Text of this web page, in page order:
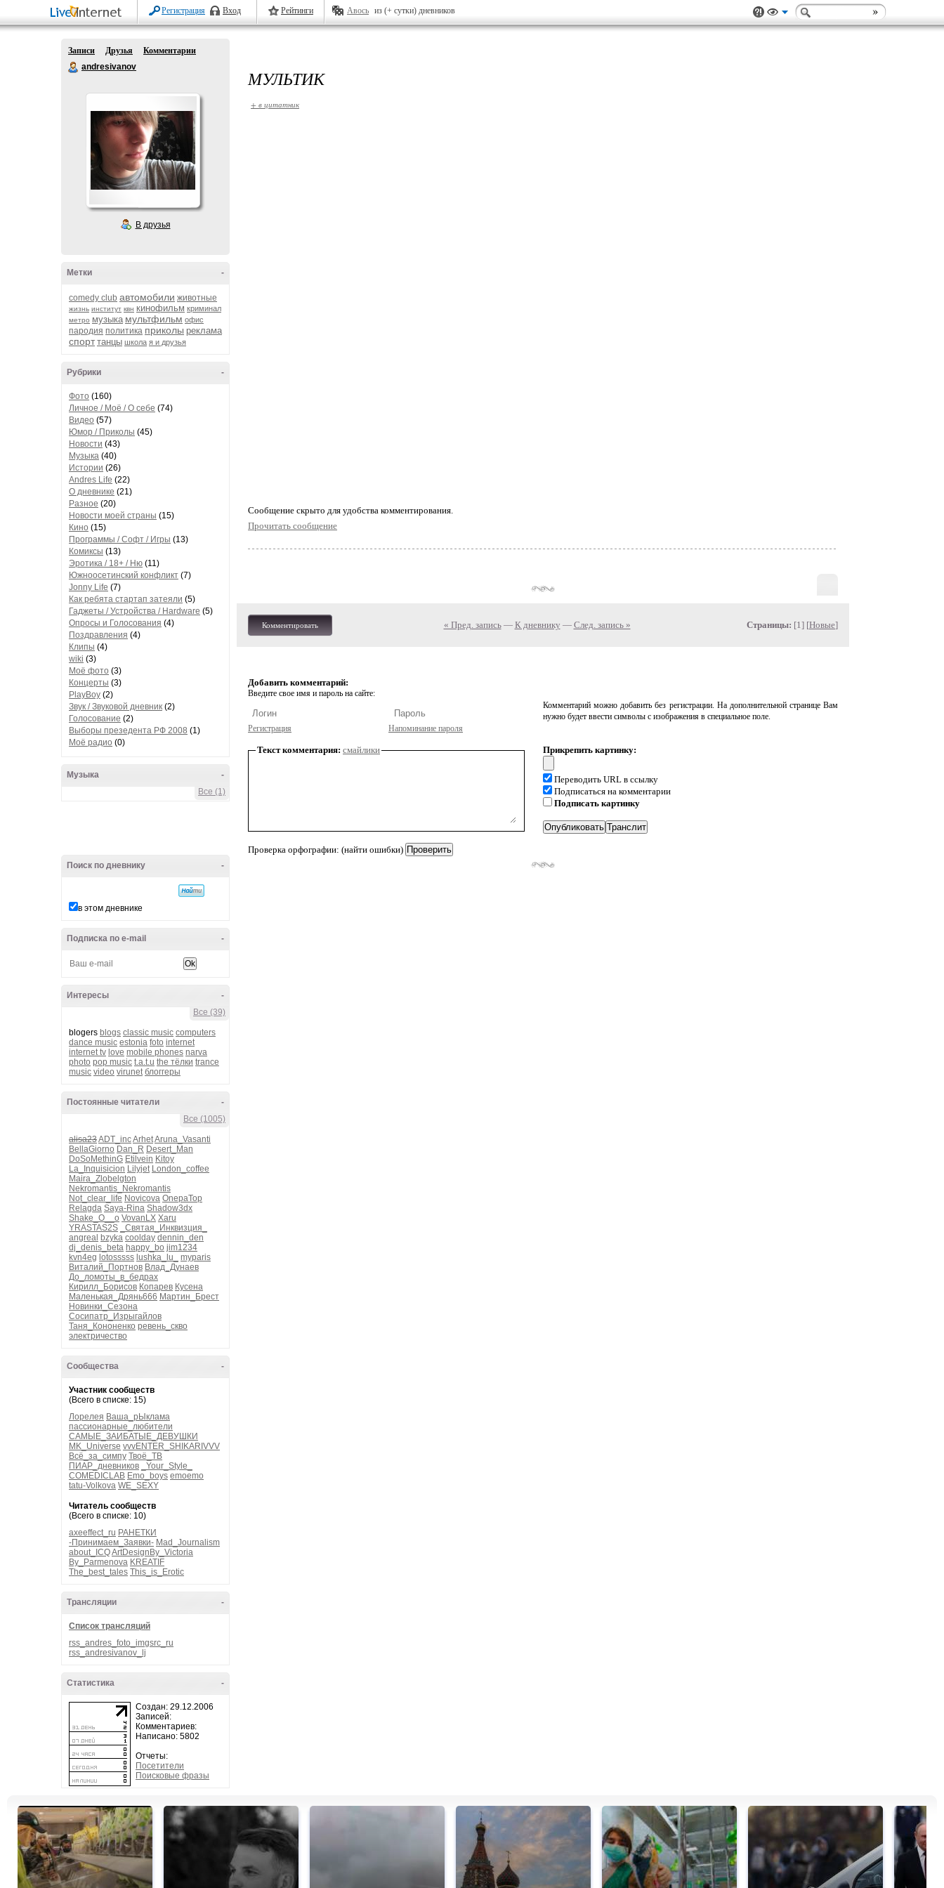
Регистрация Вход Рейтинги Авось из (+ сутки) дневников
Записи Друзья
Комментарии
andresivanov
В друзья
-
Метки
comedy club автомобили животные
жизнь институт квн кинофильм криминал
метро музыка мультфильм офис
пародия политика приколы реклама
спорт танцы школа я и друзья
-
Рубрики
Фото (160)
Личное / Моё / О себе (74)
Видео (57)
Юмор / Приколы (45)
Новости (43)
Музыка (40)
Истории (26)
Andres Life (22)
О дневнике (21)
Разное (20)
Новости моей страны (15)
Кино (15)
Программы / Софт / Игры (13)
Комиксы (13)
Эротика / 18+ / Ню (11)
Южноосетинский конфликт (7)
Jonny Life (7)
Как ребята стартап затеяли (5)
Гаджеты / Устройства / Hardware (5)
Опросы и Голосования (4)
Поздравления (4)
Клипы (4)
wiki (3)
Моё фото (3)
Концерты (3)
PlayBoy (2)
Звук / Звуковой дневник (2)
Голосование (2)
Выборы презедента РФ 2008 (1)
Моё радио (0)
-
Музыка
Все (1)
-
Поиск по дневнику
в этом дневнике
-
Подписка по e-mail
-
Интересы
Все (39)
blogers blogs classic music computers
dance music estonia foto internet
internet tv love mobile phones narva
photo pop music t.a.t.u the тёлки trance
music video virunet блоггеры
-
Постоянные читатели
Все (1005)
alisa23ADT_incArhetAruna_Vasanti
BellaGiorno Dan_R Desert_Man
DoSoMethinG Etilvein Kitoy
La_Inquisicion Lilyjet London_coffee
Maira_Zlobelgton
Nekromantis_Nekromantis
Not_clear_life Novicova OnepaTop
Relagda Saya-Rina Shadow3dx
Shake_O__o VovanLX Xaru
YRASTAS2S
_Святая_Инквизция_
angreal bzyka coolday dennin_den
dj_denis_beta happy_bo jim1234
kvn4eg lotosssss lushka_lu_
myparis
Виталий_Портнов Влад_Дунаев
До_ломоты_в_бедрах
Кирилл_Борисов Копарев Кусена
Маленькая_Дрянь666 Мартин_Брест
Новинки_Сезона
Сосипатр_Изрыгайлов
Таня_Кононенко ревень_скво
электричество
-
Сообщества
Участник сообществ
(Всего в списке: 15)
Лорелея Ваша_рЫклама
пассионарные_любители
САМЫЕ_ЗАИБАТЫЕ_ДЕВУШКИ
MK_Universe vvvENTER_SHIKARIVVV
Всё_за_симпу Твоё_ТВ
ПИАР_дневников
_Your_Style_
COMEDICLAB Emo_boys emoemo
tatu-Volkova WE_SEXY
Читатель сообществ
(Всего в списке: 10)
axeeffect_ru РАНЕТКИ
-Принимаем_Заявки- Mad_Journalism
about_ICQArtDesignBy_Victoria
By_Parmenova KREATIF
The_best_tales This_is_Erotic
-
Трансляции
Список трансляций
rss_andres_foto_imgsrc_ru
rss_andresivanov_lj
-
Статистика
Создан: 29.12.2006
Записей:
Комментариев:
Написано: 5802
Отчеты:
Посетители
Поисковые фразы
МУЛЬТИК
+ в цитатник
Cообщение скрыто для удобства комментирования.
Прочитать сообщение
Комментировать « Пред. запись— К дневнику — След. запись » Страницы: [1] [Новые]
Добавить комментарий:
Введите свое имя и пароль на сайте:
Регистрация Напоминание пароля
Комментарий можно добавить без регистрации. На дополнительной странице Вам
нужно будет ввести символы с изображения в специальное поле.
Текст комментария: смайлики
Проверка орфографии: (найти ошибки)
Прикрепить картинку:
Переводить URL в ссылку
Подписаться на комментарии
Подписать картинку